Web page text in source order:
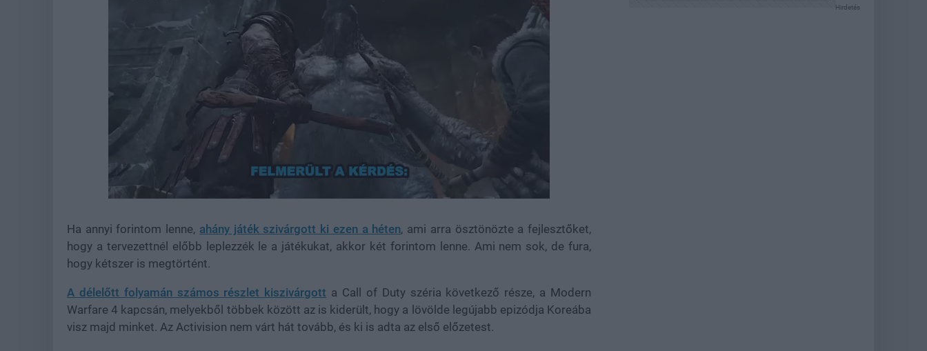
Unmute
Ha annyi forintom lenne, ahány játék szivárgott ki ezen a héten, ami arra ösztönözte a fejlesztőket,
hogy a tervezettnél előbb leplezzék le a játékukat, akkor két forintom lenne. Ami nem sok, de fura,
hogy kétszer is megtörtént.
A délelőtt folyamán számos részlet kiszivárgott a Call of Duty széria következő része, a Modern
Warfare 4 kapcsán, melyekből többek között az is kiderült, hogy a lövölde legújabb epizódja Koreába
visz majd minket. Az Activision nem várt hát tovább, és ki is adta az első előzetest.
Hirdetés